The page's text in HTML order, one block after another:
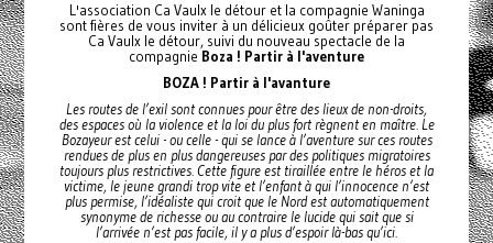
L'association Ca Vaulx le détour et la compagnie Waninga
sont fières de vous inviter à un délicieux goûter préparer pas
Ca Vaulx le détour, suivi du nouveau spectacle de la
compagnie Boza ! Partir à l'aventure
BOZA ! Partir à l'avanture
Les routes de l’exil sont connues pour être des lieux de non-droits,
des espaces où la violence et la loi du plus fort règnent en maître. Le
Bozayeur est celui - ou celle - qui se lance à l’aventure sur ces routes
rendues de plus en plus dangereuses par des politiques migratoires
toujours plus restrictives. Cette figure est tiraillée entre le héros et la
victime, le jeune grandi trop vite et l’enfant à qui l’innocence n’est
plus permise, l’idéaliste qui croit que le Nord est automatiquement
synonyme de richesse ou au contraire le lucide qui sait que si
l’arrivée n’est pas facile, il y a plus d’espoir là-bas qu’ici.